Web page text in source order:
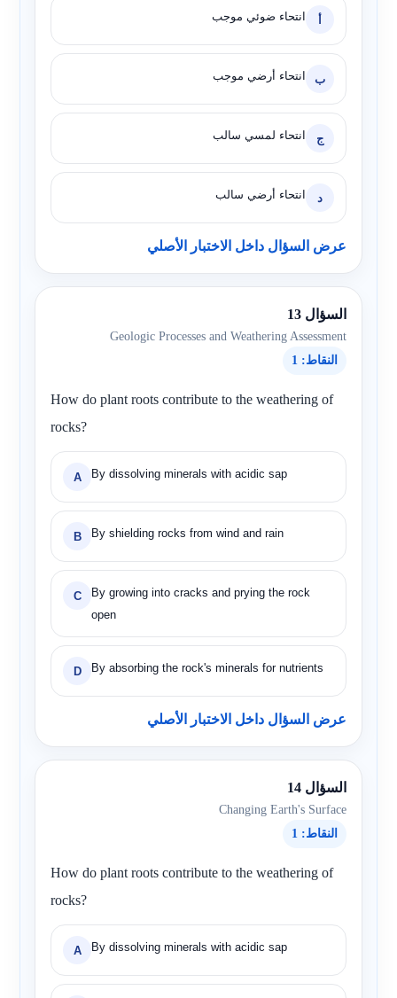
أ انتحاء ضوئي موجب
ب انتحاء أرضي موجب
ج انتحاء لمسي سالب
د انتحاء أرضي سالب
عرض السؤال داخل الاختبار الأصلي
السؤال 13
Geologic Processes and Weathering Assessment
النقاط: 1
How do plant roots contribute to the weathering of
rocks?
A By dissolving minerals with acidic sap
B By shielding rocks from wind and rain
C
By growing into cracks and prying the rock
open
D By absorbing the rock's minerals for nutrients
عرض السؤال داخل الاختبار الأصلي
السؤال 14
Changing Earth's Surface
النقاط: 1
How do plant roots contribute to the weathering of
rocks?
A By dissolving minerals with acidic sap